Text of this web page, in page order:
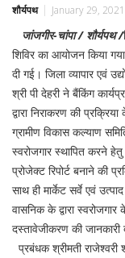
शौर्यपथ January 29, 2021
जांजगीर-चांपा / शौर्यपथ /
शिविर का आयोजन किया
दी गई। जिला व्यापार एवं
श्री पी देहरी ने बैंकिंग
द्वारा निराकरण की
ग्रामीण विकास कल्याण
स्वरोजगार स्थापित करने
प्रोजेक्ट रिपोर्ट बनाने की
साथ ही मार्केट सर्वे एवं
वासनिक के द्वारा
दस्तावेजीकरण की जानकारी
प्रबंधक श्रीमती राजेश्वरी